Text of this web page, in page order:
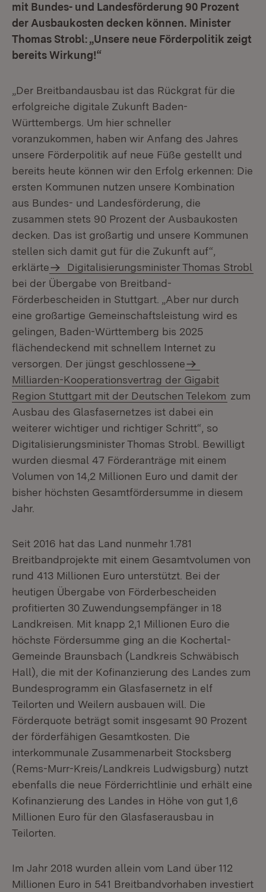
mit Bundes- und Landesförderung 90 Prozent
der Ausbaukosten decken können. Minister
Thomas Strobl: „Unsere neue Förderpolitik zeigt
bereits Wirkung!“
„Der Breitbandausbau ist das Rückgrat für die
erfolgreiche digitale Zukunft Baden-
Württembergs. Um hier schneller
voranzukommen, haben wir Anfang des Jahres
unsere Förderpolitik auf neue Füße gestellt und
bereits heute können wir den Erfolg erkennen: Die
ersten Kommunen nutzen unsere Kombination
aus Bundes- und Landesförderung, die
zusammen stets 90 Prozent der Ausbaukosten
decken. Das ist großartig und unsere Kommunen
stellen sich damit gut für die Zukunft auf“,
erklärte
Digitalisierungsminister Thomas Strobl
bei der Übergabe von Breitband-
Förderbescheiden in Stuttgart. „Aber nur durch
eine großartige Gemeinschaftsleistung wird es
gelingen, Baden-Württemberg bis 2025
flächendeckend mit schnellem Internet zu
versorgen. Der jüngst geschlossene
Milliarden-Kooperationsvertrag der Gigabit
Region Stuttgart mit der Deutschen Telekom zum
Ausbau des Glasfasernetzes ist dabei ein
weiterer wichtiger und richtiger Schritt“, so
Digitalisierungsminister Thomas Strobl. Bewilligt
wurden diesmal 47 Förderanträge mit einem
Volumen von 14,2 Millionen Euro und damit der
bisher höchsten Gesamtfördersumme in diesem
Jahr.
Seit 2016 hat das Land nunmehr 1.781
Breitbandprojekte mit einem Gesamtvolumen von
rund 413 Millionen Euro unterstützt. Bei der
heutigen Übergabe von Förderbescheiden
profitierten 30 Zuwendungsempfänger in 18
Landkreisen. Mit knapp 2,1 Millionen Euro die
höchste Fördersumme ging an die Kochertal-
Gemeinde Braunsbach (Landkreis Schwäbisch
Hall), die mit der Kofinanzierung des Landes zum
Bundesprogramm ein Glasfasernetz in elf
Teilorten und Weilern ausbauen will. Die
Förderquote beträgt somit insgesamt 90 Prozent
der förderfähigen Gesamtkosten. Die
interkommunale Zusammenarbeit Stocksberg
(Rems-Murr-Kreis/Landkreis Ludwigsburg) nutzt
ebenfalls die neue Förderrichtlinie und erhält eine
Kofinanzierung des Landes in Höhe von gut 1,6
Millionen Euro für den Glasfaserausbau in
Teilorten.
Im Jahr 2018 wurden allein vom Land über 112
Millionen Euro in 541 Breitbandvorhaben investiert